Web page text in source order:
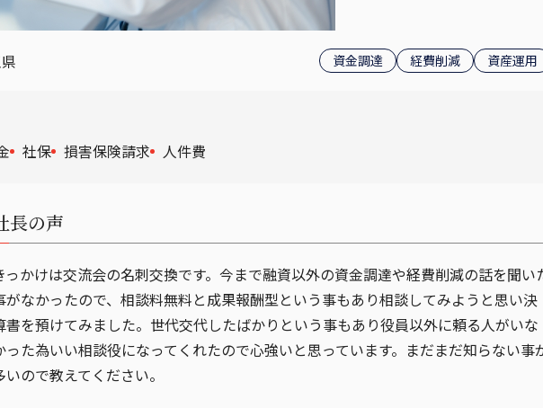
資金調達 経費削減 資産運用
社保 損害保険請求 人件費
長の声
っかけは交流会の名刺交換です。今まで融資以外の資金調達や経費削減の話を聞い
がなかったので、相談料無料と成果報酬型という事もあり相談してみようと思い決
書を預けてみました。世代交代したばかりという事もあり役員以外に頼る人がいな
った為いい相談役になってくれたので心強いと思っています。まだまだ知らない事
いので教えてください。